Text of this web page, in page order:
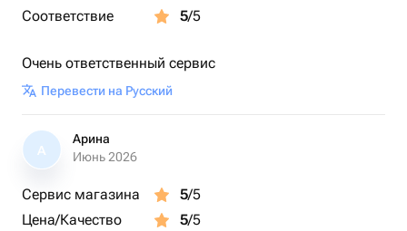
Соответствие
5/5
Очень ответственный сервис
Перевести на Русский
А
Арина
Июнь 2026
Сервис магазина 5/5
Цена/Качество
5/5